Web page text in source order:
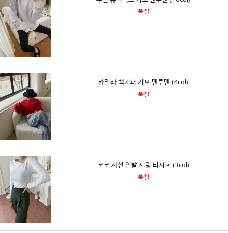
품절
카밀라 백지퍼 기모 맨투맨 (4col)
품절
코코 사선 언발 셔링 티셔츠 (3col)
품절